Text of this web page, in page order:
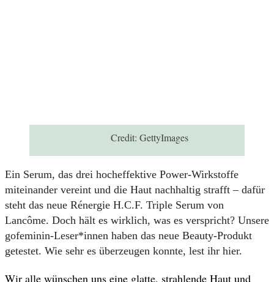
Credit: GettyImages
Ein Serum, das drei hocheffektive Power-Wirkstoffe
miteinander vereint und die Haut nachhaltig strafft – dafür
steht das neue Rénergie H.C.F. Triple Serum von
Lancôme. Doch hält es wirklich, was es verspricht? Unsere
gofeminin-Leser*innen haben das neue Beauty-Produkt
getestet. Wie sehr es überzeugen konnte, lest ihr hier.
Wir alle wünschen uns eine glatte, strahlende Haut und